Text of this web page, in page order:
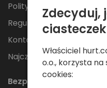
Polityka Prywatności
Regulamin
Kontakt
Najczęściej zadawane
Bezpieczne płatności
Zdecyduj,
Właściciel
o.o., korzysta
cookies: